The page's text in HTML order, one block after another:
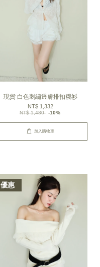
現貨 白色刺繡透膚排扣襯衫
NT$ 1,332
NT$ 1,480 -10%
加入購物車
優惠